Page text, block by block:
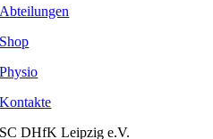
Abteilungen
Shop
Physio
Kontakte
SC DHfK Leipzig e.V.